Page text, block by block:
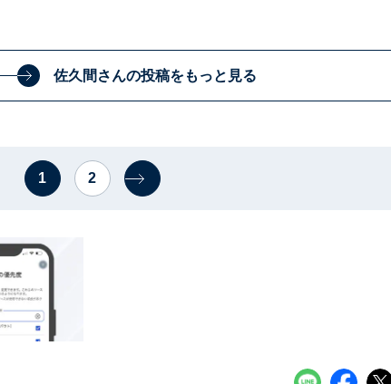
佐久間さんの投稿をもっと見る
1 2